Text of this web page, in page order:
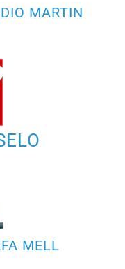
MARTIN
MELL